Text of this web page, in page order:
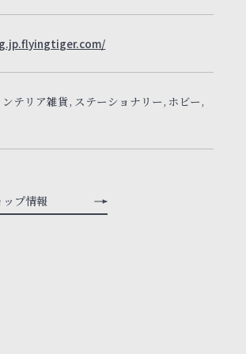
テリア雑貨, ステーショナリー, ホビー,
ップ情報